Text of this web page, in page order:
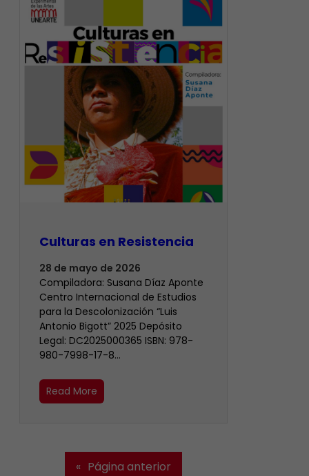
Culturas en Resistencia
28 de mayo de 2026
Compiladora: Susana Díaz Aponte
Centro Internacional de Estudios
para la Descolonización “Luis
Antonio Bigott” 2025 Depósito
Legal: DC2025000365 ISBN: 978-
980-7998-17-8…
Read More
« Página anterior